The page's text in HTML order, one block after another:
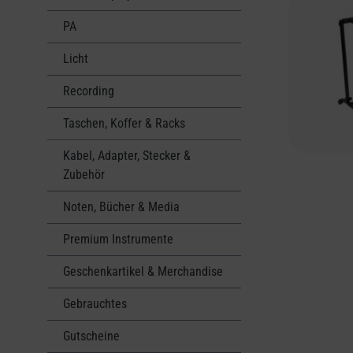
PA
Licht
Recording
Taschen, Koffer & Racks
Kabel, Adapter, Stecker &
Zubehör
Noten, Bücher & Media
Premium Instrumente
Geschenkartikel & Merchandise
Gebrauchtes
Gutscheine